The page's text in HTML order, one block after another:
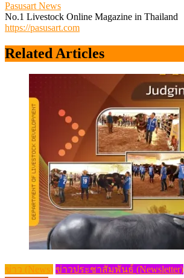
Pasusart News
No.1 Livestock Online Magazine in Thailand
https://pasusart.com
Related Articles
ข่าว (News) ข่าวประชาสัมพันธ์ (Newsletter)